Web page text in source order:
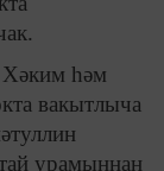
Хәким һәм
вакытлыча
урамыннан